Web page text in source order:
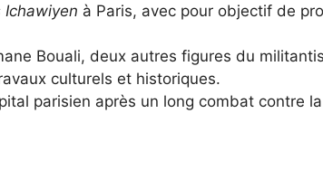
Ichawiyen à Paris, avec pour objectif de
Bouali, deux autres figures du
culturels et historiques.
parisien après un long combat contre